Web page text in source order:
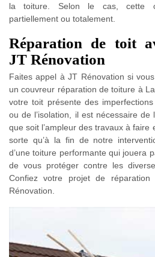
la toiture. Selon le cas, cette
partiellement ou totalement.
Réparation de toit
JT Rénovation
Faites appel à JT Rénovation si
un couvreur réparation de toiture à
votre toit présente des
ou de l’isolation, il est nécessaire
que soit l’ampleur des travaux à faire
sorte qu’à la fin de notre
d’une toiture performante qui jouera
de vous protéger contre les
Confiez votre projet de
Rénovation.